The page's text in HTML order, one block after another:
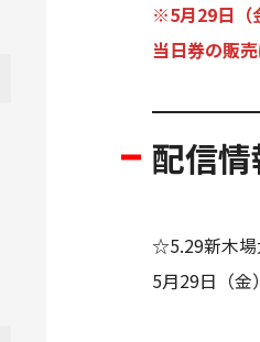
※5月29日（
当日券の販
配信
☆5.29新木場
5月29日（金